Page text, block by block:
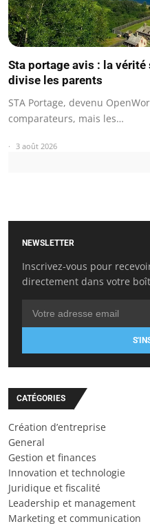
Sta portage avis : la
divise les parents
STA Portage, devenu
comparateurs, mais les…
3 août 2026
NEWSLETTER
Inscrivez-vous pour
directement dans votre
CATÉGORIES
Création d’entreprise
General
Gestion et finances
Innovation et technologie
Juridique et fiscalité
Leadership et management
Marketing et communication